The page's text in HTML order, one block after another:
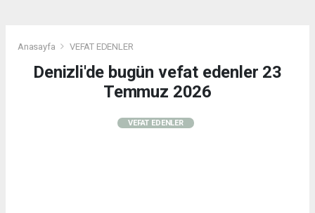
Anasayfa VEFAT EDENLER
Denizli'de bugün vefat edenler 23
Temmuz 2026
VEFAT EDENLER